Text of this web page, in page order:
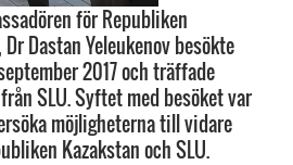
för Republiken
Dastan Yeleukenov besökte
2017 och träffade
SLU. Syftet med besöket var
möjligheterna till vidare
Kazakstan och SLU.